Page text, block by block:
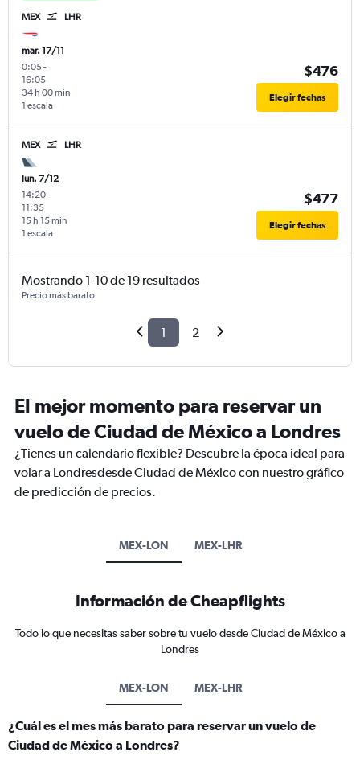
MEX LHR
mar. 17/11
0:05-
16:05
1 escala
34 h 00 min
$476
Elegir fechas
MEX LHR
lun. 7/12
14:20-
11:35
1 escala
15 h 15 min
$477
Elegir fechas
Mostrando 1-10 de 19 resultados
Precio más barato
1 2
El mejor momento para reservar un
vuelo de Ciudad de México a Londres
¿Tienes un calendario flexible? Descubre la época ideal para
volar a Londresdesde Ciudad de México con nuestro gráfico
de predicción de precios.
MEX-LON MEX-LHR
Información de Cheapflights
Todo lo que necesitas saber sobre tu vuelo desde Ciudad de México a
Londres
MEX-LON MEX-LHR
¿Cuál es el mes más barato para reservar un vuelo de
Ciudad de México a Londres?